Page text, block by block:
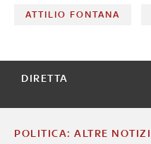
ATTILIO FONTANA
DIRETTA
POLITICA: ALTRE